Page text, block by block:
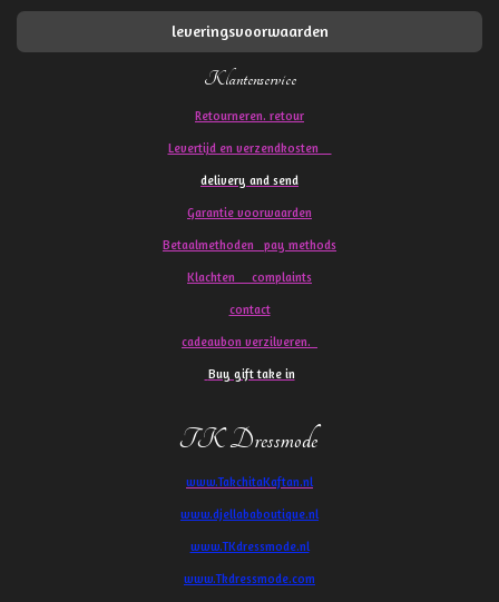
leveringsvoorwaarden
Klantenservice
Retourneren. retour
Levertijd en verzendkosten
delivery and send
Garantie voorwaarden
Betaalmethoden pay methods
Klachten complaints
contact
cadeaubon verzilveren.
Buy gift take in
TK Dressmode
www.TakchitaKaftan.nl
www.djellababoutique.nl
www.TKdressmode.nl
www.Tkdressmode.com